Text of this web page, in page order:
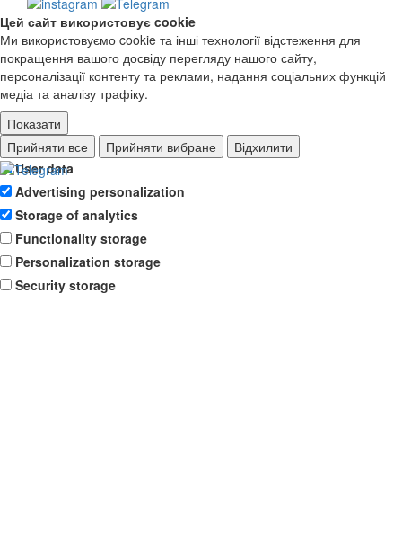
Цей сайт використовує cookie
Ми використовуємо cookie та інші технології відстеження для
покращення вашого досвіду перегляду нашого сайту,
персоналізації контенту та реклами, надання соціальних функцій
медіа та аналізу трафіку.
Показати
Ad storage
User data
Advertising personalization
Storage of analytics
Functionality storage
Personalization storage
Security storage
Прийняти все Прийняти вибране Відхилити